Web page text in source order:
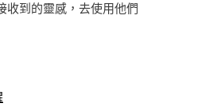
收到的靈感，去使用他們